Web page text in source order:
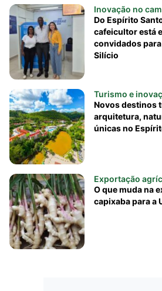
Inovação no
Do Espírito
cafeicultor está
convidados
Silício
Turismo e
Novos destinos
arquitetura,
únicas no
Exportação
O que muda na
capixaba para a